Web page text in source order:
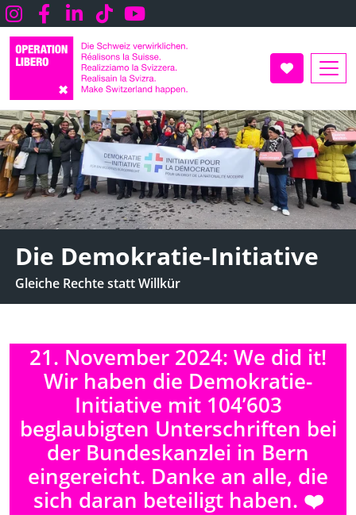
Direkt
zum
Inhalt
Instagram
FacebookLInkedin
TikTokYoutube
Die Demokratie-Initiative
Gleiche Rechte statt Willkür
21. November 2024: We did it!
Wir haben die Demokratie-
Initiative mit 104’603
beglaubigten Unterschriften bei
der Bundeskanzlei in Bern
eingereicht. Danke an alle, die
sich daran beteiligt haben. ❤️